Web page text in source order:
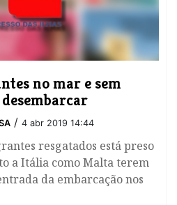
no mar e sem
/ 4 abr 2019 14:44
resgatados está preso
a Itália como Malta terem
da embarcação nos